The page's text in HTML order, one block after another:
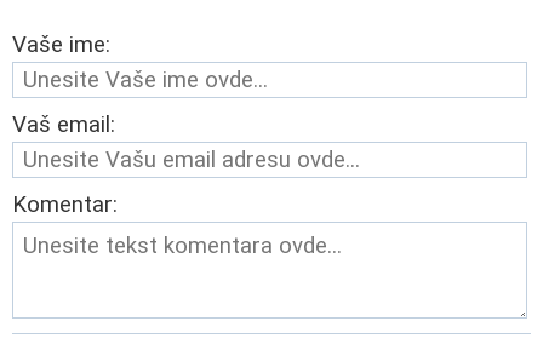
Vaše ime:
Vaš email:
Komentar: